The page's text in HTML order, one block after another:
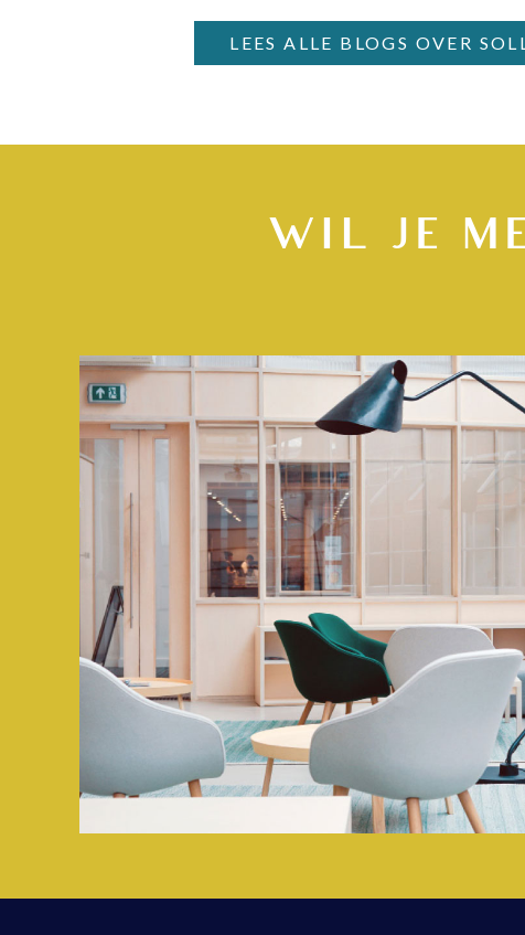
LEES ALLE BLOGS OVER
WIL JE